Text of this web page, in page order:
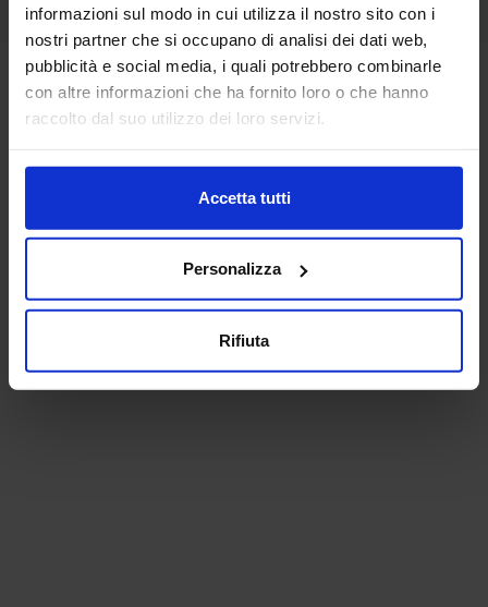
informazioni sul modo in cui utilizza il nostro sito con i
nostri partner che si occupano di analisi dei dati web,
pubblicità e social media, i quali potrebbero combinarle
con altre informazioni che ha fornito loro o che hanno
raccolto dal suo utilizzo dei loro servizi.
Accetta tutti
Personalizza
Rifiuta